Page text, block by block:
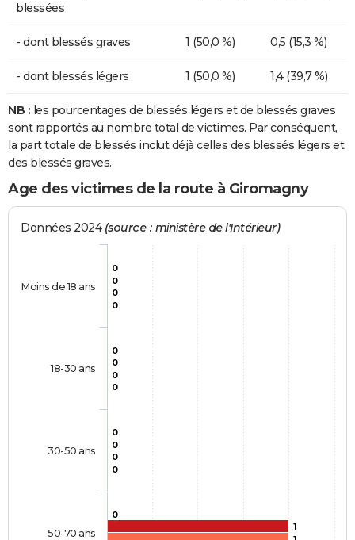
blessées
- dont blessés graves 1 (50,0 %) 0,5 (15,3 %)
- dont blessés légers 1 (50,0 %) 1,4 (39,7 %)
NB : les pourcentages de blessés légers et de blessés graves
sont rapportés au nombre total de victimes. Par conséquent,
la part totale de blessés inclut déjà celles des blessés légers et
des blessés graves.
Age des victimes de la route à Giromagny
Données 2024 (source : ministère de l'Intérieur)
0
0
0
0
0
0
0
1
0
0
0
0
0
0
Moins de 18 ans
18-30 ans
30-50 ans
50-70 ans